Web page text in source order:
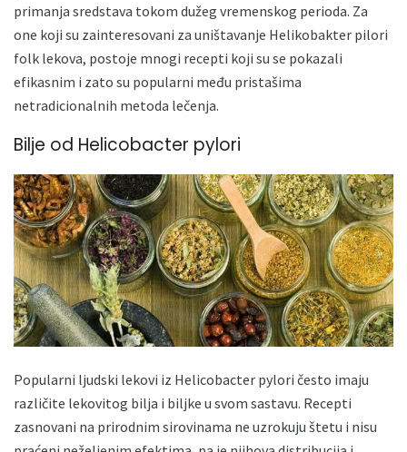
primanja sredstava tokom dužeg vremenskog perioda. Za
one koji su zainteresovani za uništavanje Helikobakter pilori
folk lekova, postoje mnogi recepti koji su se pokazali
efikasnim i zato su popularni među pristašima
netradicionalnih metoda lečenja.
Bilje od Helicobacter pylori
Popularni ljudski lekovi iz Helicobacter pylori često imaju
različite lekovitog bilja i biljke u svom sastavu. Recepti
zasnovani na prirodnim sirovinama ne uzrokuju štetu i nisu